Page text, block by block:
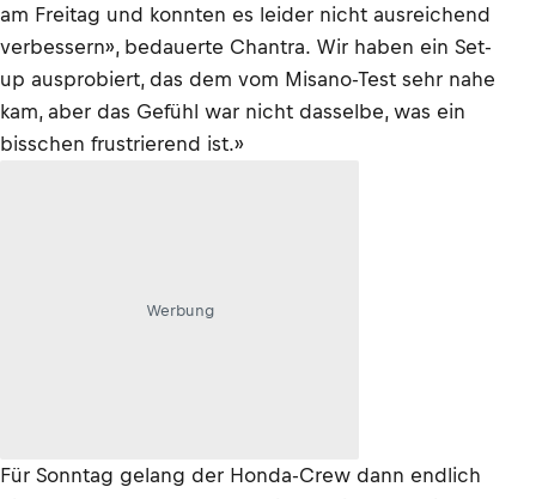
am Freitag und konnten es leider nicht ausreichend
verbessern», bedauerte Chantra. Wir haben ein Set-
up ausprobiert, das dem vom Misano-Test sehr nahe
kam, aber das Gefühl war nicht dasselbe, was ein
bisschen frustrierend ist.»
Werbung
Für Sonntag gelang der Honda-Crew dann endlich